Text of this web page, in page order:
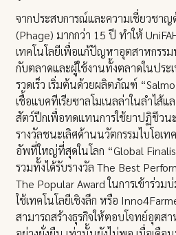
จากประสบการณ์และความเชี่ยวชาญ
(Phage) มากกว่า 15 ปี ทำให้
เทคโนโลยีเพื่อแก้ปัญหาอุตสาหกรร
กับตลาดและผู้ใช้งานทั้งตลาดในประ
รวดเร็ว เริ่มต้นด้วยผลิตภัณฑ์
เชื้อแบคทีเรียซาลโมเนลล่าในลำไส้
สัตว์ปีกเพื่อทดแทนการใช้ยาปฏิชีวน
รางวัลชนะเลิศด้านนวัตกรรมไบโอเ
อัพที่ใหญ่ที่สุดในโลก “Global
รวมทั้งได้รับรางวัล The Best
The Popular Award ในการเข้าร่ว
ใช้เทคโนโลยีเชิงลึก หรือ
สามารถสร้างธุรกิจให้ตอบโจทย์อุตส